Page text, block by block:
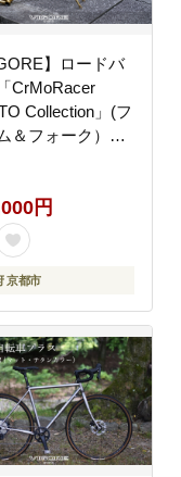
】ロードバ
CrMoRacer
Collection」(フ
＆フォーク）［
ポーツ アウトド
リング ブランド
ー 取り寄せ 通販
と納税 ］
円
京都市